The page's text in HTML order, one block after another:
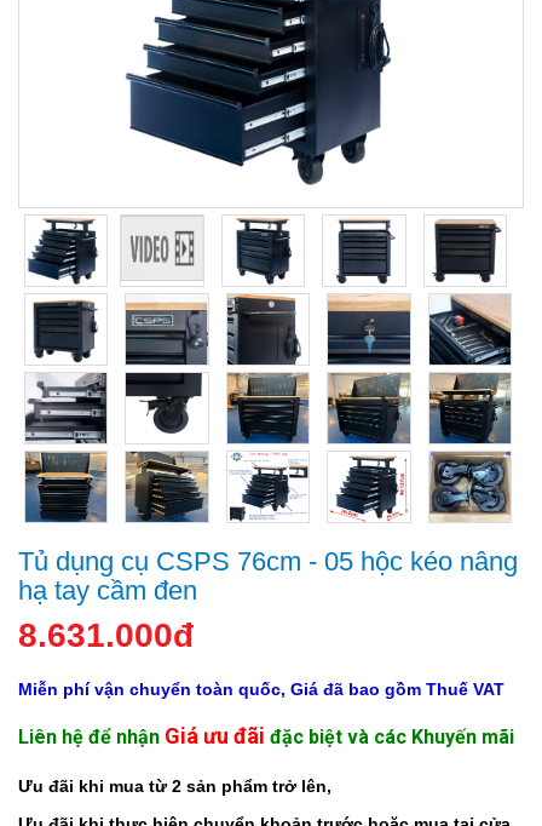
Tủ dụng cụ CSPS 76cm - 05 hộc kéo nâng
hạ tay cầm đen
8.631.000đ
Miễn phí vận chuyển toàn quốc, Giá đã bao gồm Thuế VAT
Liên hệ để nhận Giá ưu đãi đặc biệt và các Khuyến mãi
Ưu đãi khi mua từ 2 sản phẩm trở lên,